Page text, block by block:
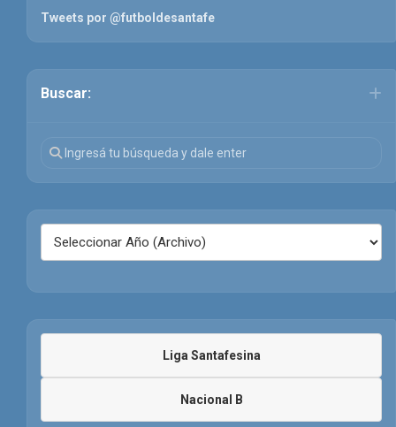
Tweets por @futboldesantafe
Buscar:
Liga Santafesina
Nacional B